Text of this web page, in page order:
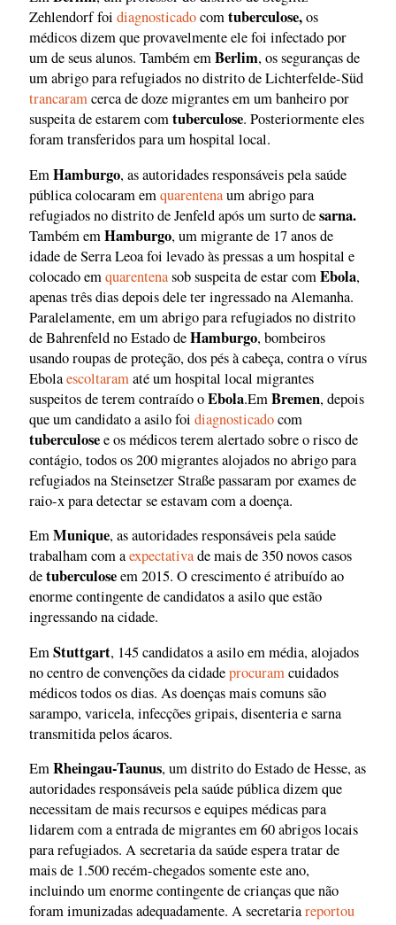
Zehlendorf foi diagnosticadocomtuberculose,os
médicos dizem que provavelmente ele foi infectado por
um de seus alunos. Também emBerlim, os seguranças de
um abrigo para refugiados no distrito de Lichterfelde-Süd
trancaramcerca de doze migrantes em um banheiro por
suspeita de estarem comtuberculose. Posteriormente eles
foram transferidos para um hospital local.
EmHamburgo, as autoridades responsáveis pela saúde
pública colocaram emquarentenaum abrigo para
refugiados no distrito de Jenfeld após um surto desarna.
Também emHamburgo, um migrante de 17 anos de
idade de Serra Leoa foi levado às pressas a um hospital e
colocado emquarentenasob suspeita de estar comEbola,
apenas três dias depois dele ter ingressado na Alemanha.
Paralelamente, em um abrigo para refugiados no distrito
de Bahrenfeld no Estado deHamburgo, bombeiros
usando roupas de proteção, dos pés à cabeça, contra o vírus
Ebolaescoltaramaté um hospital local migrantes
suspeitos de terem contraído oEbola.EmBremen, depois
que um candidato a asilo foi diagnosticadocom
tuberculosee os médicos terem alertado sobre o risco de
contágio, todos os 200 migrantes alojados no abrigo para
refugiados na Steinsetzer Straße passaram por exames de
raio-x para detectar se estavam com a doença.
EmMunique, as autoridades responsáveis pela saúde
trabalham com aexpectativade mais de 350 novos casos
detuberculoseem 2015. O crescimento é atribuído ao
enorme contingente de candidatos a asilo que estão
ingressando na cidade.
EmStuttgart, 145 candidatos a asilo em média, alojados
no centro de convenções da cidadeprocuramcuidados
médicos todos os dias. As doenças mais comuns são
sarampo, varicela, infecções gripais, disenteria e sarna
transmitida pelos ácaros.
EmRheingau-Taunus, um distrito do Estado de Hesse, as
autoridades responsáveis pela saúde pública dizem que
necessitam de mais recursos e equipes médicas para
lidarem com a entrada de migrantes em 60 abrigos locais
para refugiados. A secretaria da saúde espera tratar de
mais de 1.500 recém-chegados somente este ano,
incluindo um enorme contingente de crianças que não
foram imunizadas adequadamente. A secretariareportou